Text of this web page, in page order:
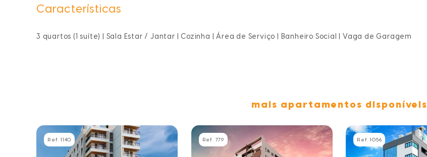
Características
3 quartos (1 suíte) | Sala Estar / Jantar | Cozinha | Área de Serviço | Banheiro Social | Vaga de Garagem
mais apartamentos disponíveis
Ref. 1140 Ref. 779 Ref. 1056